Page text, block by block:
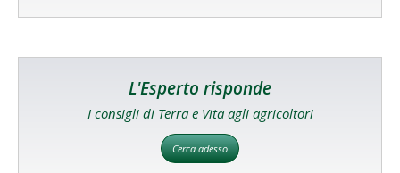
L'Esperto risponde
I consigli di Terra e Vita agli agricoltori
Cerca adesso